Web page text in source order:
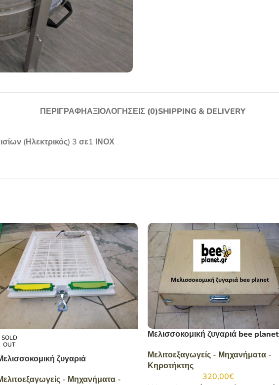
ΠΕΡΙΓΡΑΦΉΑΞΙΟΛΟΓΉΣΕΙΣ (0)SHIPPING & DELIVERY
(Ηλεκτρικός) 3 σε1 ΙΝΟΧ
SOLD
OUT
ζυγαριά
- Μηχανήματα -
Μελισσοκομική ζυγαριά bee planet
Μελιτοεξαγωγείς - Μηχανήματα -
Κηροτήκτης
320,00€